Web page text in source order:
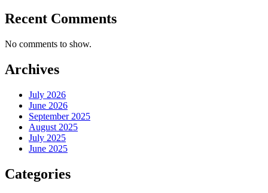
Recent Comments
No comments to show.
Archives
July 2026
June 2026
September 2025
August 2025
July 2025
June 2025
Categories